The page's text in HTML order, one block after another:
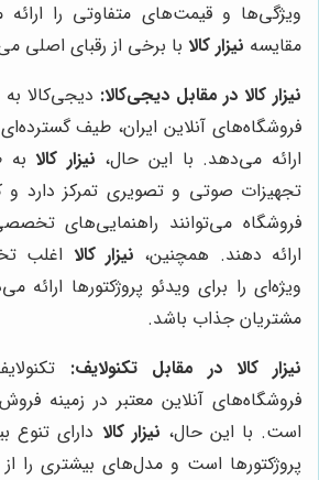
ویژگی‌ها و قیمت‌های متفاوتی را
مقایسه نیزار کالا با برخی از رقبای اصلی
نیزار کالادر مقابل دیجی‌کالا: دیجی‌کالا به
فروشگاه‌های آنلاین ایران، طیف گسترده‌ای
ارائه می‌دهد. با این حال، نیزار کالابه
تجهیزات صوتی و تصویری تمرکز دارد و
فروشگاه می‌توانند راهنمایی‌های
ارائه دهند. همچنین، نیزار کالا اغلب
ویژه‌ای را برای ویدئو پروژکتورها ارائه
مشتریان جذاب باشد.
نیزار کالا در مقابل تکنولایف:
فروشگاه‌های آنلاین معتبر در زمینه
است. با این حال، نیزار کالا دارای تنوع
پروژکتورها است و مدل‌های بیشتری را از